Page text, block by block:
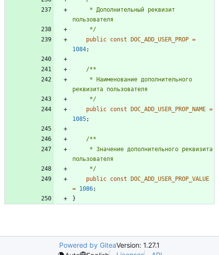
     */
public const DOC_ADD_USER_PROP =
1084;
     */
public const DOC_ADD_USER_PROP_NAME =
1085;
     */
public const
DOC_ADD_USER_PROP_VALUE
= 1086;
}
Powered by GiteaVersion: 1.27.1